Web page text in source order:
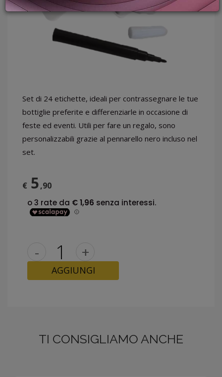
GIFT
Set di 24 etichette, ideali per contrassegnare le tue
bottiglie preferite e differenziarle in occasione di
feste ed eventi. Utili per fare un regalo, sono
personalizzabili grazie al pennarello nero incluso nel
set.
€ 5,90
- +
AGGIUNGI
TI CONSIGLIAMO ANCHE